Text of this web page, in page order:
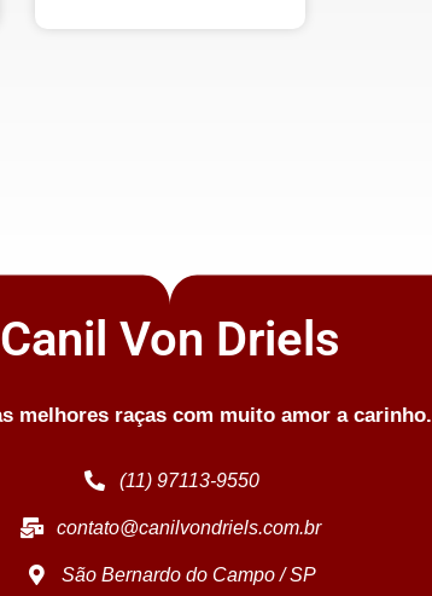
Canil Von Driels
melhores raças com muito amor a carinho.
(11) 97113-9550
contato@canilvondriels.com.br
São Bernardo do Campo / SP